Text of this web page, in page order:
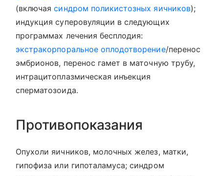
(включаясиндром поликистозных яичников);
индукция суперовуляции в следующих
программах лечения бесплодия:
экстракорпоральное оплодотворение/перенос
эмбрионов, перенос гамет в маточную трубу,
интрацитоплазмическая инъекция
сперматозоида.
Противопоказания
Опухоли яичников, молочных желез, матки,
гипофиза или гипоталамуса; синдром